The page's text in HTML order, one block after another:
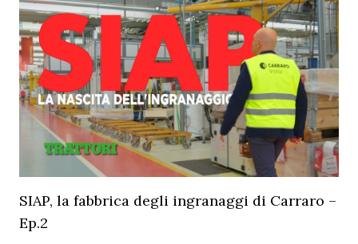
SIAP, la fabbrica degli ingranaggi di Carraro –
Ep.2